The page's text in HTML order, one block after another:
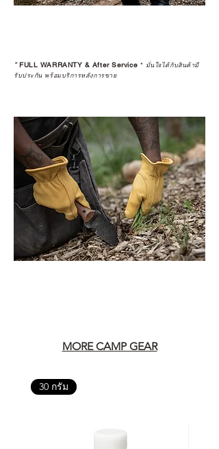
*FULL WARRANTY & After Service * มั่นใจได้กับสินค้ามี
รับประกัน พร้อมบริการหลังการขาย
MORE CAMP GEAR
30 กรัม